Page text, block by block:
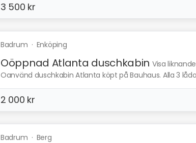
3 500 kr
Badrum · Enköping
Oöppnad Atlanta duschkabin Visa liknande
Oanvänd duschkabin Atlanta köpt på Bauhaus. Alla 3
2 000 kr
Badrum · Berg